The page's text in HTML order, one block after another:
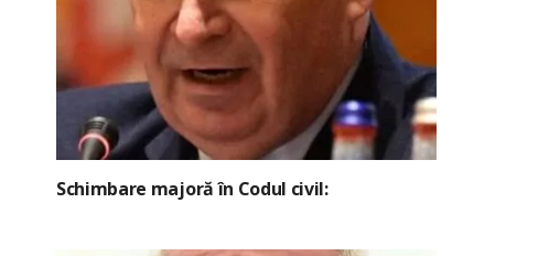
Schimbare majoră în Codul civil: